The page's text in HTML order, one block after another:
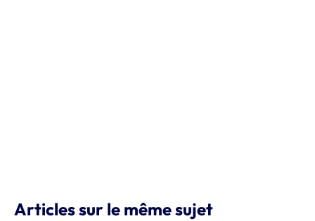
Articles sur le même sujet